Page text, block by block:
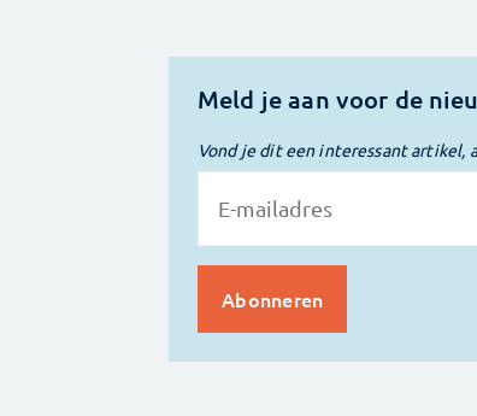
Meld je aan voor de
Vond je dit een interessant artikel,